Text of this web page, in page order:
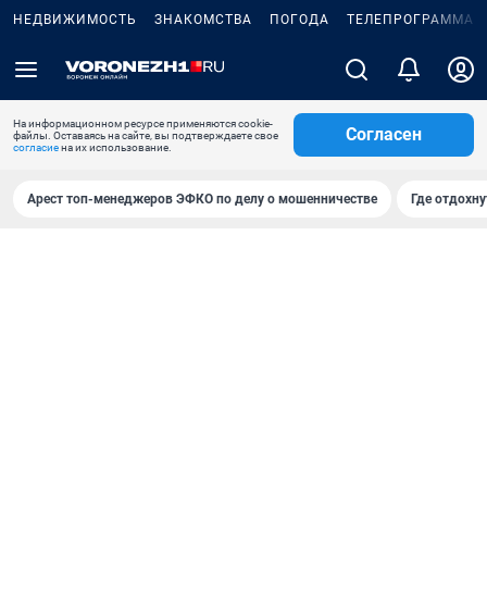
НЕДВИЖИМОСТЬ ЗНАКОМСТВА ПОГОДА ТЕЛЕПРОГРАММА
На информационном ресурсе применяются cookie-
файлы. Оставаясь на сайте, вы подтверждаете свое
согласиена их использование.
Согласен
Арест топ-менеджеров ЭФКО по делу о мошенничестве Где